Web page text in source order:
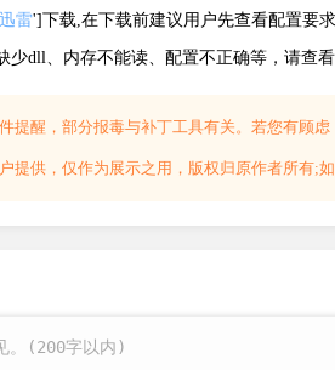
1050, AMD R9 270X, Intel Arc A380
迅雷']下载,在下载前建议用户先查看配置要
少dll、内存不能读、配置不正确等，请查
提醒，部分报毒与补丁工具有关。若您有顾虑
提供，仅作为展示之用，版权归原作者所有;